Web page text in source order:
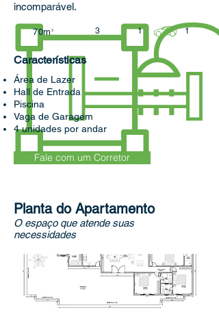
incomparável.
70m² 3 1 1
Características
Área de Lazer
Hall de Entrada
Piscina
Vaga de Garagem
4 unidades por andar
Fale com um Corretor
Planta do Apartamento
O espaço que atende suas
necessidades